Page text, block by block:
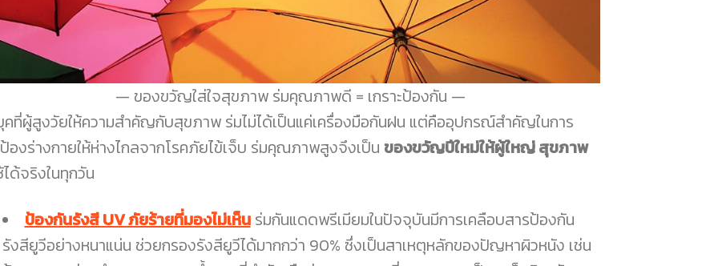
ของขวัญใส่ใจสุขภาพ ร่มคุณภาพดี = เกราะป้องกัน
คที่ผู้สูงวัยให้ความสำคัญกับสุขภาพ ร่มไม่ได้เป็นแค่เครื่องมือกันฝน แต่คืออุปกรณ์สำคัญในการ
องร่างกายให้ห่างไกลจากโรคภัยไข้เจ็บ ร่มคุณภาพสูงจึงเป็น ของขวัญปีใหม่ให้ผู้ใหญ่ สุขภาพ
ได้จริงในทุกวัน
ป้องกันรังสี UV ภัยร้ายที่มองไม่เห็นร่มกันแดดพรีเมียมในปัจจุบันมีการเคลือบสารป้องกัน
รังสียูวีอย่างหนาแน่น ช่วยกรองรังสียูวีได้มากกว่า 90% ซึ่งเป็นสาเหตุหลักของปัญหาผิวหนัง เช่น